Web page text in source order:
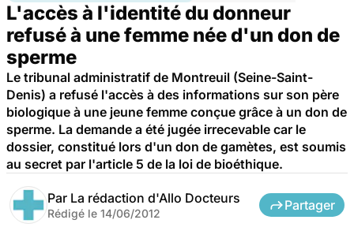
L'accès à l'identité du donneur
refusé à une femme née d'un don de
sperme
Le tribunal administratif de Montreuil (Seine-Saint-
Denis) a refusé l'accès à des informations sur son père
biologique à une jeune femme conçue grâce à un don de
sperme. La demande a été jugée irrecevable car le
dossier, constitué lors d'un don de gamètes, est soumis
au secret par l'article 5 de la loi de bioéthique.
Par La rédaction d'Allo Docteurs
Rédigé le 14/06/2012
Partager